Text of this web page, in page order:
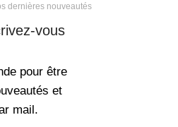
dernières nouveautés
vous
pour être
et
mail.